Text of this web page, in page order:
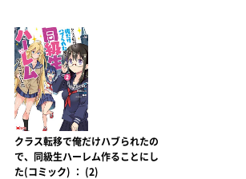
クラス転移で俺だけハブられたの
で、同級生ハーレム作ることにし
た(コミック) ： (2)